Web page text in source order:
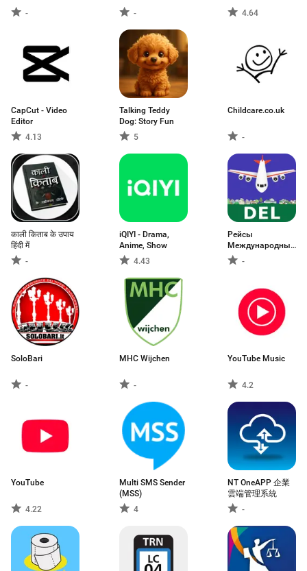
-
Budget
- 4.64
CapCut - Video
Editor
4.13
Talking Teddy
Dog: Story Fun
5
Childcare.co.uk
-
काली किताब के उपाय
हिंदी में
-
iQIYI - Drama,
Anime, Show
4.43
Рейсы
Международный
Ганди DEL
-
SoloBari
-
MHC Wijchen
-
YouTube Music
4.2
YouTube
4.22
Multi SMS Sender
(MSS)
4
NT OneAPP 企業
雲端管理系統
-